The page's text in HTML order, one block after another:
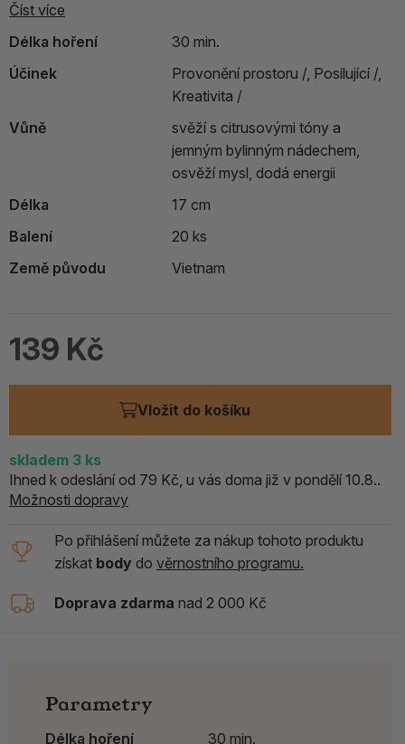
Číst více
Délka hoření
30 min.
Účinek
Provonění prostoru /, Posilující /,
Kreativita /
Vůně
svěží s citrusovými tóny a
jemným bylinným nádechem,
osvěží mysl, dodá energii
Délka
17 cm
Balení
20 ks
Země původu
Vietnam
139 Kč
Vložit do košíku
skladem 3 ks
Ihned k odeslání od 79 Kč, u vás doma již v pondělí 10.8..
Možnosti dopravy
Po přihlášení můžete za nákup tohoto produktu
získat body do věrnostního programu.
Doprava zdarma nad 2 000 Kč
Parametry
Délka hoření 30 min.